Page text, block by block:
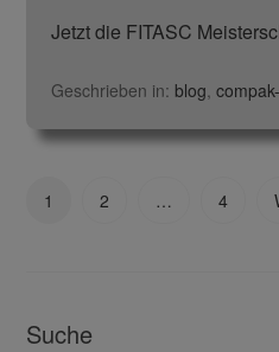
Jetzt die FITASC
Geschrieben in: blog
1 2 … 4
Suche